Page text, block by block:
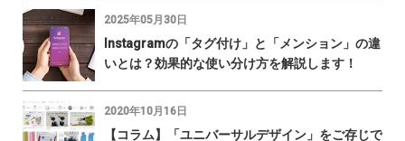
2025年05月30日
Instagramの「タグ付け」と「メンション」の違
いとは？効果的な使い分け方を解説します！
2020年10月16日
【コラム】「ユニバーサルデザイン」をご存じで